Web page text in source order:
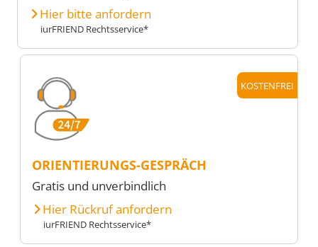
Hier bitte anfordern
iurFRIEND Rechtsservice*
KOSTENFREI
ORIENTIERUNGS-GESPRÄCH
Gratis und unverbindlich
Hier Rückruf anfordern
iurFRIEND Rechtsservice*